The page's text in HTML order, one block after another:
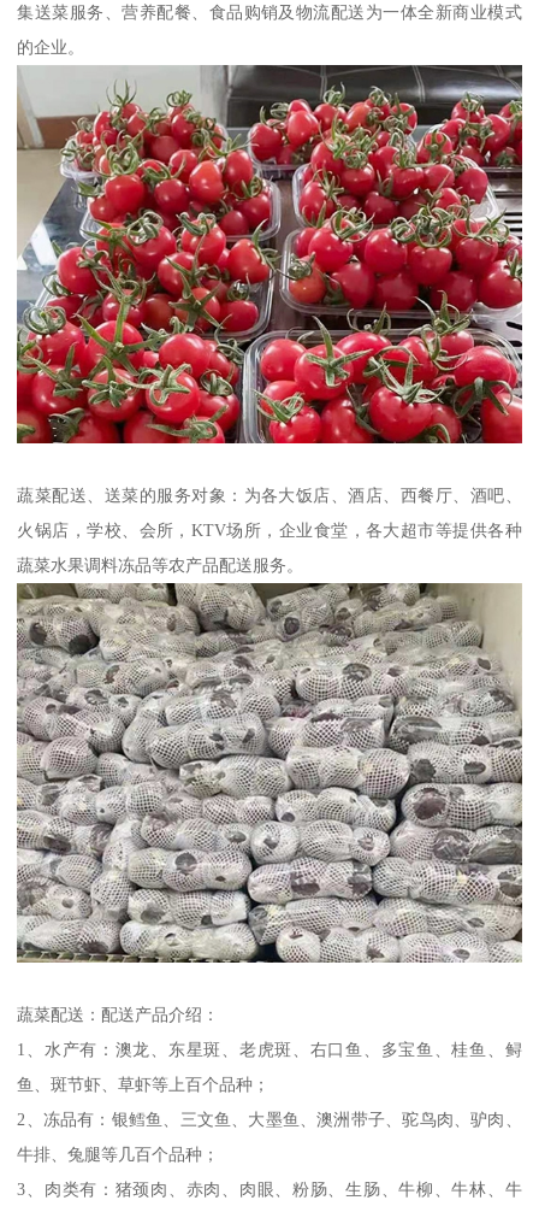
集送菜服务、营养配餐、食品购销及物流配送为一体全新商业模式
的企业。
蔬菜配送、送菜的服务对象：为各大饭店、酒店、西餐厅、酒吧、
火锅店，学校、会所，KTV场所，企业食堂，各大超市等提供各种
蔬菜水果调料冻品等农产品配送服务。
蔬菜配送：配送产品介绍：
1、水产有：澳龙、东星斑、老虎斑、右口鱼、多宝鱼、桂鱼、鲟
鱼、斑节虾、草虾等上百个品种；
2、冻品有：银鳕鱼、三文鱼、大墨鱼、澳洲带子、驼鸟肉、驴肉、
牛排、兔腿等几百个品种；
3、肉类有：猪颈肉、赤肉、肉眼、粉肠、生肠、牛柳、牛林、牛